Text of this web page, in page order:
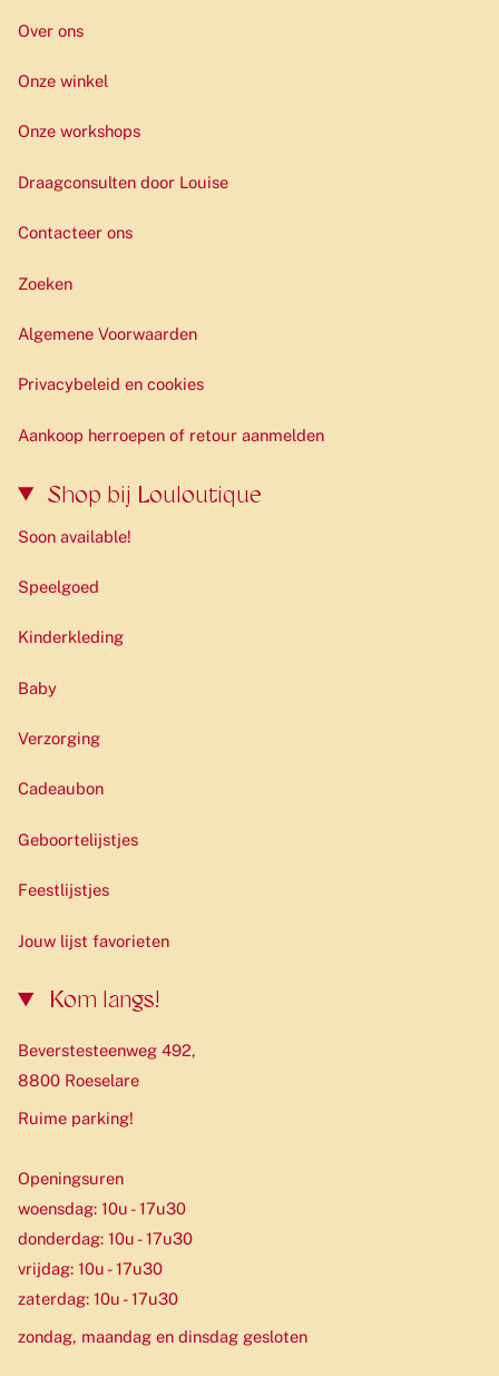
Over ons
Onze winkel
Onze workshops
Draagconsulten door Louise
Contacteer ons
Zoeken
Algemene Voorwaarden
Privacybeleid en cookies
Aankoop herroepen of retour aanmelden
Shop bij Louloutique
Soon available!
Speelgoed
Kinderkleding
Baby
Verzorging
Cadeaubon
Geboortelijstjes
Feestlijstjes
Jouw lijst favorieten
Kom langs!
Beverstesteenweg 492,
8800 Roeselare
Ruime parking!
Openingsuren
woensdag: 10u - 17u30
donderdag: 10u - 17u30
vrijdag: 10u - 17u30
zaterdag: 10u - 17u30
zondag, maandag en dinsdag gesloten